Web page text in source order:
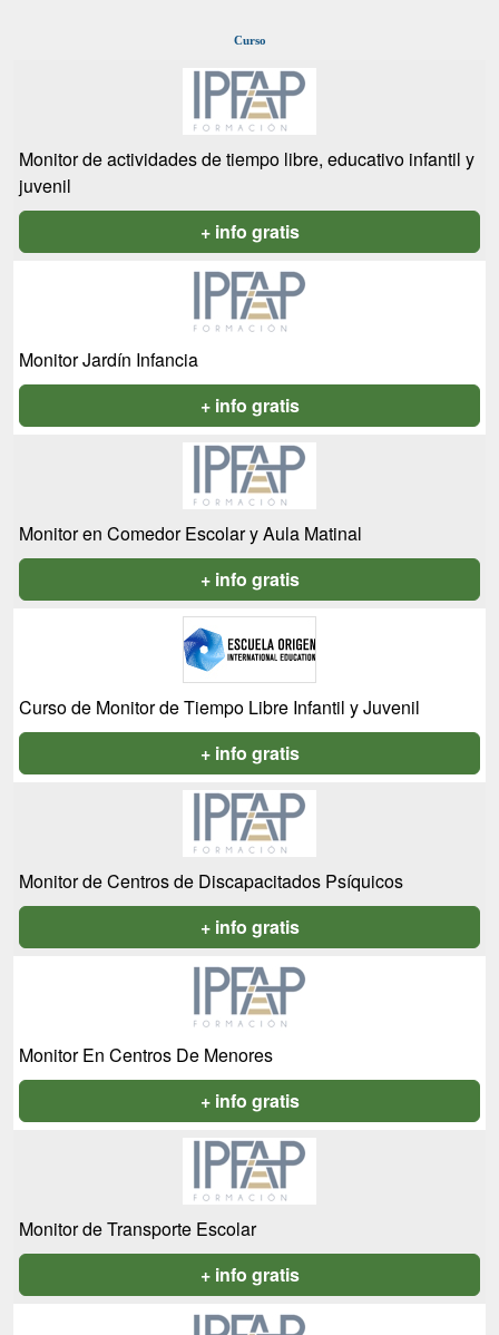
Curso
Monitor de actividades de tiempo libre, educativo infantil y
juvenil
+ info gratis
Monitor Jardín Infancia
+ info gratis
Monitor en Comedor Escolar y Aula Matinal
+ info gratis
Curso de Monitor de Tiempo Libre Infantil y Juvenil
+ info gratis
Monitor de Centros de Discapacitados Psíquicos
+ info gratis
Monitor En Centros De Menores
+ info gratis
Monitor de Transporte Escolar
+ info gratis